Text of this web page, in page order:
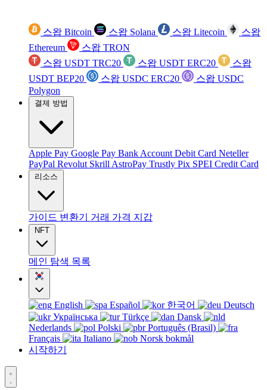
스왑 Bitcoin 스왑 Solana 스왑 Litecoin
스왑
Ethereum
스왑 TRON
스왑 USDT TRC20
스왑 USDT ERC20
스왑
USDT BEP20
스왑 USDC ERC20
스왑 USDC
Polygon
결제 방법
Apple Pay Google Pay Bank Account Debit Card Neteller
PayPal Revolut Skrill AstroPay Trustly Pix SPEI Credit Card
리소스
가이드 변환기 거래 가격 지갑
NFT
메인 탐색 목록
English Español 한국어
Deutsch
Українська
Türkçe
Dansk
Nederlands
Polski
Português (Brasil)
Français
Italiano
Norsk bokmål
시작하기